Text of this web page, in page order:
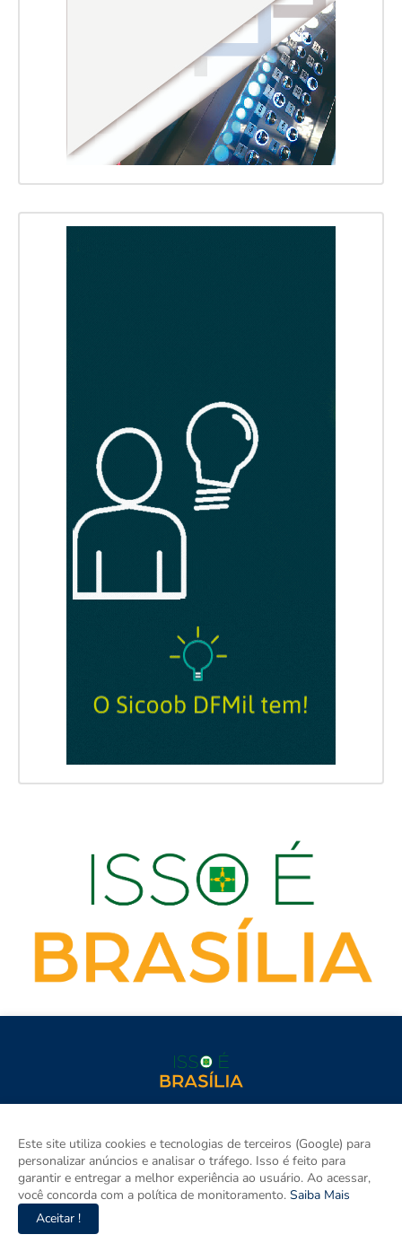
e um espaço para discutir a Região e o Brasil. Aqui tem
informação de verdade com imparcialidade. Os principais temas
são política, cidades e empreendedorismo. DRT 0010556/DF.
Este site utiliza cookies e tecnologias de terceiros (Google) para
personalizar anúncios e analisar o tráfego. Isso é feito para
garantir e entregar a melhor experiência ao usuário. Ao acessar,
você concorda com a política de monitoramento. Saiba Mais
Aceitar !